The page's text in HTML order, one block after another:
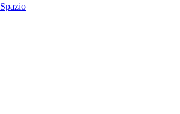
Spazio